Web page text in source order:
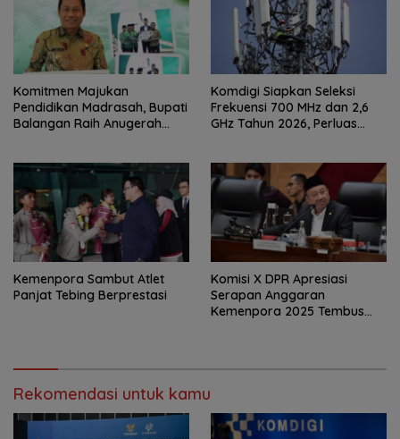
Komitmen Majukan
Pendidikan Madrasah, Bupati
Balangan Raih Anugerah
Komdigi Siapkan Seleksi
Frekuensi 700 MHz dan 2,6
GHz Tahun 2026, Perluas
Kemenpora Sambut Atlet
Panjat Tebing Berprestasi
Komisi X DPR Apresiasi
Serapan Anggaran
Kemenpora 2025 Tembus
Rekomendasi untuk kamu